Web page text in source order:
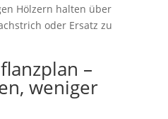
Hölzern halten über
oder Ersatz zu
–
weniger